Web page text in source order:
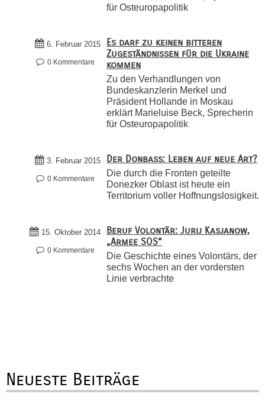
für Osteuropapolitik
6. Februar 2015
0 Kommentare
Es darf zu keinen bitteren
Zugeständnissen für die Ukraine
kommen
Zu den Verhandlungen von
Bundeskanzlerin Merkel und
Präsident Hollande in Moskau
erklärt Marieluise Beck, Sprecherin
für Osteuropapolitik
3. Februar 2015
0 Kommentare
Der Donbass: Leben auf neue Art?
Die durch die Fronten geteilte
Donezker Oblast ist heute ein
Territorium voller Hoffnungslosigkeit.
15. Oktober 2014
0 Kommentare
Beruf Volontär: Jurij Kasjanow,
„Armee SOS“
Die Geschichte eines Volontärs, der
sechs Wochen an der vordersten
Linie verbrachte
Neueste Beiträge